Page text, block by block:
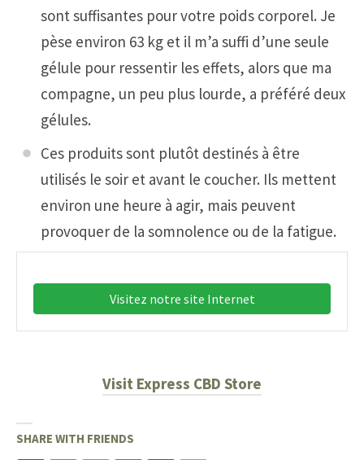
sont suffisantes pour votre poids corporel. Je
pèse environ 63 kg et il m’a suffi d’une seule
gélule pour ressentir les effets, alors que ma
compagne, un peu plus lourde, a préféré deux
gélules.
Ces produits sont plutôt destinés à être
utilisés le soir et avant le coucher. Ils mettent
environ une heure à agir, mais peuvent
provoquer de la somnolence ou de la fatigue.
Visitez notre site Internet
Visit Express CBD Store
SHARE WITH FRIENDS